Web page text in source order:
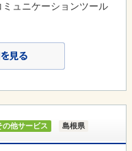
ュニケーションツール
の他サービス 島根県